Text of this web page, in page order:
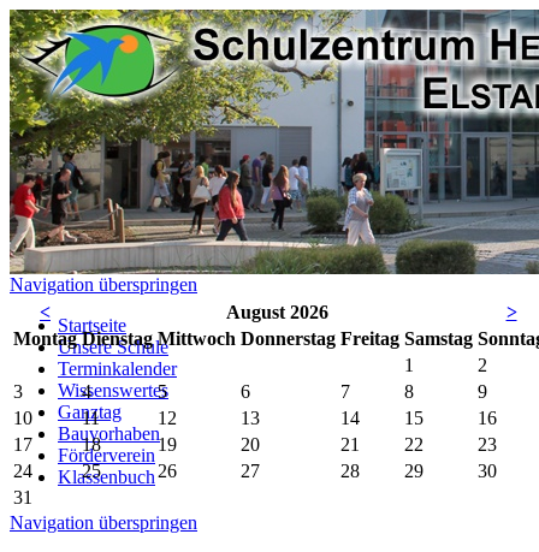
Navigation überspringen
Startseite
Unsere Schule
Terminkalender
Wissenswertes
Ganztag
Bauvorhaben
Förderverein
Klassenbuch
< August 2026
>
Montag Dienstag Mittwoch Donnerstag Freitag Samstag So
1
2
3
4 5 6 7 8
9
10
11 12 13 14 15
16
17
18 19 20 21 22
23
24
25 26 27 28 29
30
31
Navigation überspringen